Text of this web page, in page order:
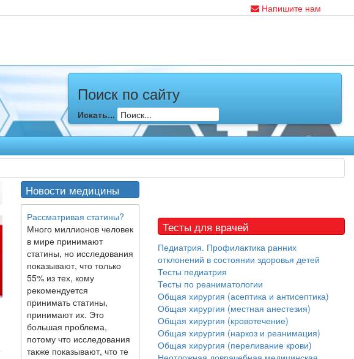
Напишите нам
Поиск по сайту
Искать...
Новости медицины
Рассматривая статины?
Много миллионов человек
в мире принимают
статины, но исследования
показывают, что только
55% из тех, кому
рекомендуется
принимать статины,
принимают их. Это
большая проблема,
потому что исследования
также показывают, что те
Тесты для врачей
Педиатрия. Профилактика ранних
отклонений в состоянии здоровья детей
Тесты педиатрия
Тесты по реаниматологии
Общая хирургия (асептика и антисептика)
Общая хирургия (местная анестезия)
Общая хирургия (кровотечение)
Общая хирургия (наркоз и реанимация)
Общая хирургия (переливание крови)